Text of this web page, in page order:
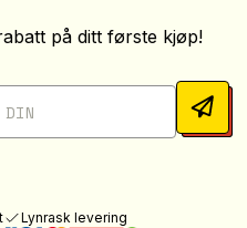
på ditt første kjøp!
Lynrask levering